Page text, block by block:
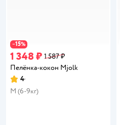
−15%
1 348 ₽ 1 587 ₽
Пелёнка-кокон Mjolk
Рейтинг:
4
M (6-9кг)